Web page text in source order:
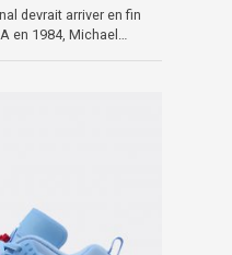
devrait arriver en fin
en 1984, Michael…